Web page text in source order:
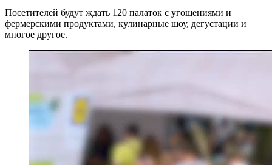
Посетителей будут ждать 120 палаток с угощениями и
фермерскими продуктами, кулинарные шоу, дегустации и
многое другое.